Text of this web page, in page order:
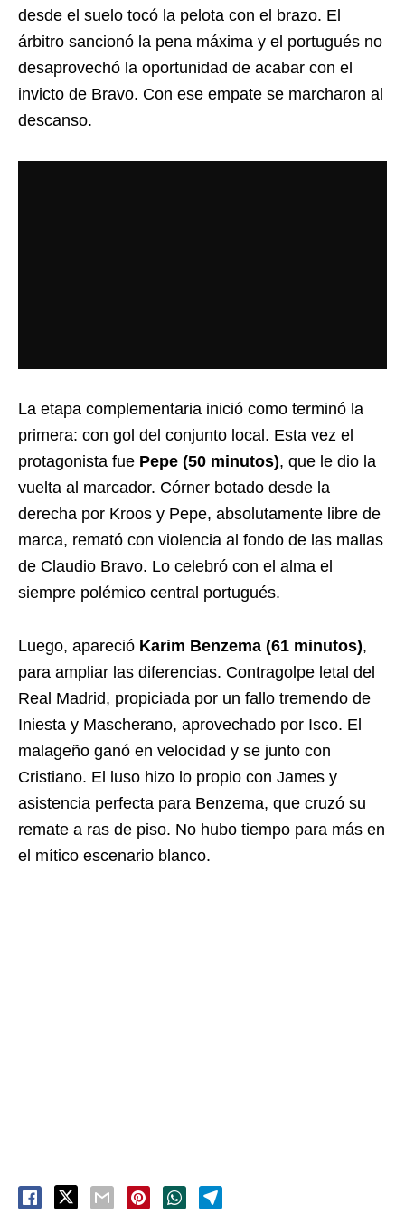
desde el suelo tocó la pelota con el brazo. El
árbitro sancionó la pena máxima y el portugués no
desaprovechó la oportunidad de acabar con el
invicto de Bravo. Con ese empate se marcharon al
descanso.
La etapa complementaria inició como terminó la
primera: con gol del conjunto local. Esta vez el
protagonista fue Pepe (50 minutos), que le dio la
vuelta al marcador. Córner botado desde la
derecha por Kroos y Pepe, absolutamente libre de
marca, remató con violencia al fondo de las mallas
de Claudio Bravo. Lo celebró con el alma el
siempre polémico central portugués.
Luego, apareció Karim Benzema (61 minutos),
para ampliar las diferencias. Contragolpe letal del
Real Madrid, propiciada por un fallo tremendo de
Iniesta y Mascherano, aprovechado por Isco. El
malageño ganó en velocidad y se junto con
Cristiano. El luso hizo lo propio con James y
asistencia perfecta para Benzema, que cruzó su
remate a ras de piso. No hubo tiempo para más en
el mítico escenario blanco.